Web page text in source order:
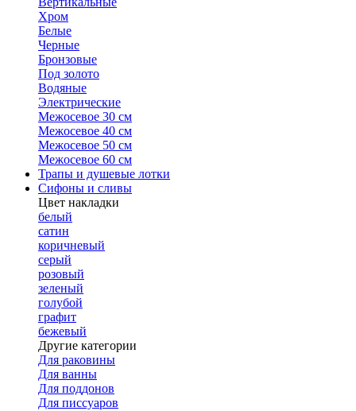
Хром
Белые
Черные
Бронзовые
Под золото
Водяные
Электрические
Межосевое 30 см
Межосевое 40 см
Межосевое 50 см
Межосевое 60 см
Трапы и душевые лотки
Сифоны и сливы
Цвет накладки
белый
сатин
коричневый
серый
розовый
зеленый
голубой
графит
бежевый
Другие категории
Для раковины
Для ванны
Для поддонов
Для писсуаров